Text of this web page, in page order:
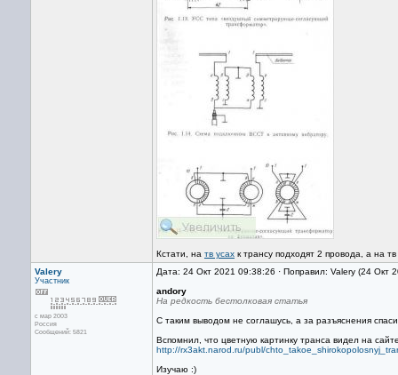
Кстати, на тв усах к трансу подходят 2 провода, а на
Valery
Участник
с мар 2003
Россия
Сообщений: 5821
Дата: 24 Окт 2021 09:38:26 · Поправил: Valery (24 Окт
andory
На редкость бестолковая статья
С таким выводом не соглашусь, а за разъяснения
Вспомнил, что цветную картинку транса видел на
http://rx3akt.narod.ru/publ/
Изучаю :)